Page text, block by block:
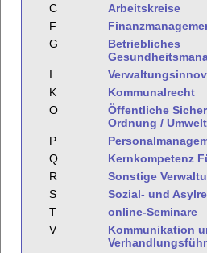
C
Arbeitskreise
F
G
Betriebliches
I
K
Kommunalrecht
O
Öffentliche
Ordnung /
P
Q
Kernkompetenz
R
Sonstige
S
Sozial- und
T
online-Seminare
V
Kommunikation